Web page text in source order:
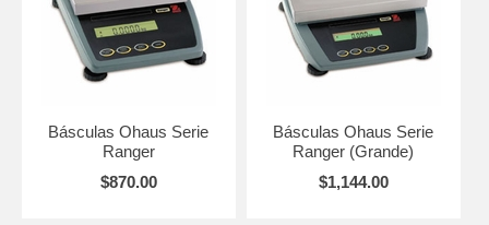
Básculas Ohaus Serie
Ranger
$870.00
Básculas Ohaus Serie
Ranger (Grande)
$1,144.00